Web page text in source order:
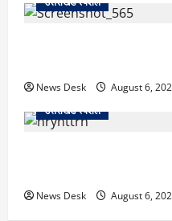
News Desk August 6,
उत्तराखंड स्पेशल
News Desk August 6,